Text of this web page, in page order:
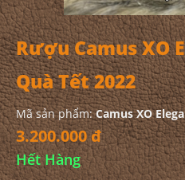
Rượu Camus XO
Quà Tết 2022
Mã sản phẩm:Camus XO
3.200.000 đ
Hết Hàng